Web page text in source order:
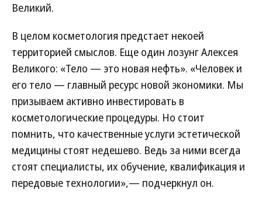
Великий.
В целом косметология предстает некоей
территорией смыслов. Еще один лозунг Алексея
Великого: «Тело — это новая нефть». «Человек и
его тело — главный ресурс новой экономики. Мы
призываем активно инвестировать в
косметологические процедуры. Но стоит
помнить, что качественные услуги эстетической
медицины стоят недешево. Ведь за ними всегда
стоят специалисты, их обучение, квалификация и
передовые технологии»,— подчеркнул он.